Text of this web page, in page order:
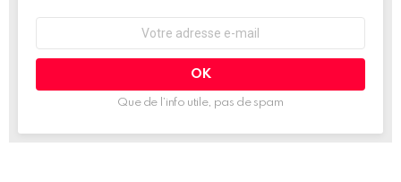
mail
Que de l’info utile, pas de spam